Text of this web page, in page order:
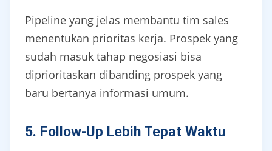
Pipeline yang jelas membantu tim sales
menentukan prioritas kerja. Prospek yang
sudah masuk tahap negosiasi bisa
diprioritaskan dibanding prospek yang
baru bertanya informasi umum.
5. Follow-Up Lebih Tepat Waktu